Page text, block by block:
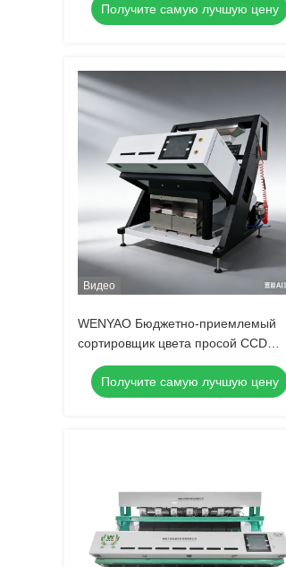
зерна с японским датчиком CCD,
точность 0,999, гарантия 2 года
Получите самую лучшую цену
Видео
WENYAO Бюджетно-приемлемый
сортировщик цвета просой CCD
оптический WENYAO 2 шлюзы CCD
Камера сортировщик риса
сортировщик цвета для сортировки
Получите самую лучшую цену